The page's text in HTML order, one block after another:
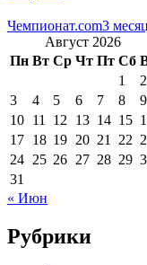
Чемпионат.com3
Август 2026
Пн Вт Ср Чт Пт Сб
1
2
3
4 5 6 7 8
9
10 11 12 13 14 15
17 18 19 20 21 22
24 25 26 27 28 29
31
« Июн
Рубрики